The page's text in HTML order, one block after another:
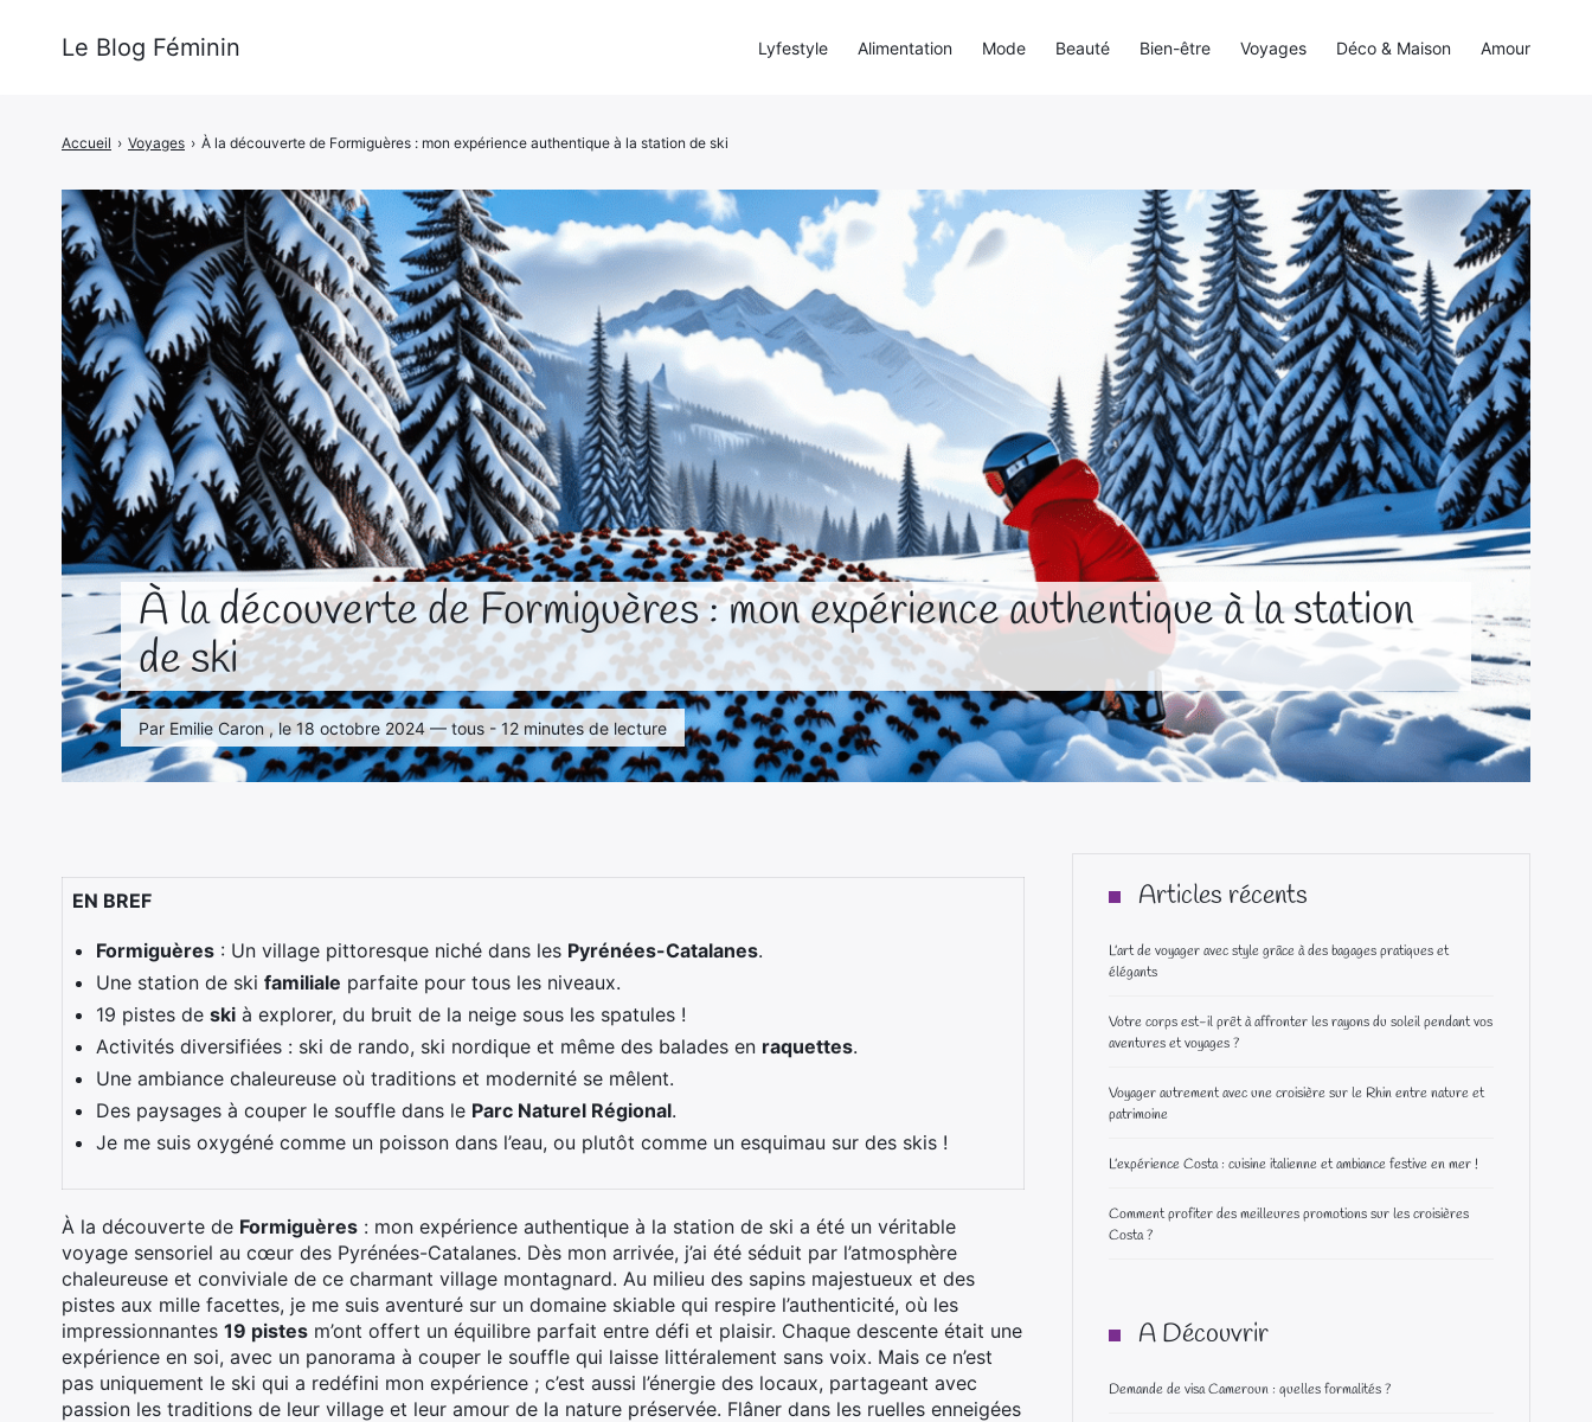
À la découverte de Formiguères : mon expérience authentique à la station
de ski
Par Emilie Caron , le 18 octobre 2024 — tous - 12 minutes de lecture
Accueil › Voyages › À la découverte de Formiguères : mon expérience authentique à la station de ski
EN BREF
Formiguères : Un village pittoresque niché dans les Pyrénées-Catalanes.
Une station de ski familiale parfaite pour tous les niveaux.
19 pistes de ski à explorer, du bruit de la neige sous les spatules !
Activités diversifiées : ski de rando, ski nordique et même des balades en raquettes.
Une ambiance chaleureuse où traditions et modernité se mêlent.
Des paysages à couper le souffle dans le Parc Naturel Régional.
Je me suis oxygéné comme un poisson dans l’eau, ou plutôt comme un esquimau sur des skis !
À la découverte de Formiguères : mon expérience authentique à la station de ski a été un véritable
voyage sensoriel au cœur des Pyrénées-Catalanes. Dès mon arrivée, j’ai été séduit par l’atmosphère
chaleureuse et conviviale de ce charmant village montagnard. Au milieu des sapins majestueux et des
pistes aux mille facettes, je me suis aventuré sur un domaine skiable qui respire l’authenticité, où les
impressionnantes 19 pistes m’ont offert un équilibre parfait entre défi et plaisir. Chaque descente était une
expérience en soi, avec un panorama à couper le souffle qui laisse littéralement sans voix. Mais ce n’est
pas uniquement le ski qui a redéfini mon expérience ; c’est aussi l’énergie des locaux, partageant avec
passion les traditions de leur village et leur amour de la nature préservée. Flâner dans les ruelles enneigées
Articles récents
L’art de voyager avec style grâce à des bagages pratiques et
élégants
Votre corps est-il prêt à affronter les rayons du soleil pendant vos
aventures et voyages ?
Voyager autrement avec une croisière sur le Rhin entre nature et
patrimoine
L’expérience Costa : cuisine italienne et ambiance festive en mer !
Comment profiter des meilleures promotions sur les croisières
Costa ?
A Découvrir
Demande de visa Cameroun : quelles formalités ?
Le Blog Féminin Lyfestyle Alimentation Mode Beauté Bien-être Voyages Déco & Maison Amour